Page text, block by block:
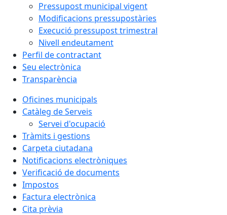
Pressupost municipal vigent
Modificacions pressupostàries
Execució pressupost trimestral
Nivell endeutament
Perfil de contractant
Seu electrònica
Transparència
Oficines municipals
Catàleg de Serveis
Servei d'ocupació
Tràmits i gestions
Carpeta ciutadana
Notificacions electròniques
Verificació de documents
Impostos
Factura electrònica
Cita prèvia